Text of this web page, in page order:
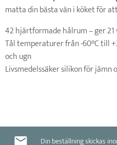
matta din bästa vän i köket för
42 hjärtformade hålrum – ger 21
Tål temperaturer från -60°C till
och ugn
Livsmedelssäker silikon för jämn
Din beställning skickas